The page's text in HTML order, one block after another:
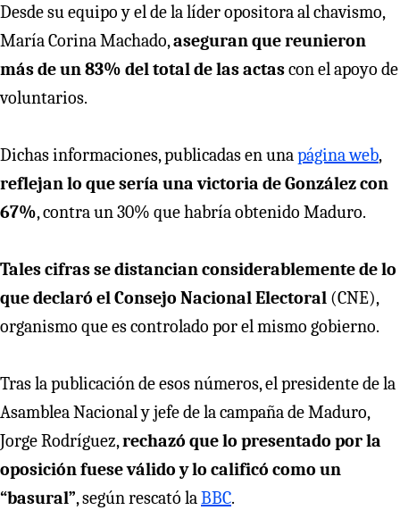
Desde su equipo y el de la líder opositora al chavismo,
María Corina Machado,aseguran que reunieron
más de un 83% del total de las actascon el apoyo de
voluntarios.
Dichas informaciones, publicadas en unapágina web,
reflejan lo que sería una victoria de González con
67%, contra un 30% que habría obtenido Maduro.
Tales cifras se distancian considerablemente de lo
que declaró el Consejo Nacional Electoral (CNE),
organismo que es controlado por el mismo gobierno.
Tras la publicación de esos números, el presidente de la
Asamblea Nacional y jefe de la campaña de Maduro,
Jorge Rodríguez,rechazó que lo presentado por la
oposición fuese válido y lo calificó como un
“basural”, según rescató laBBC.